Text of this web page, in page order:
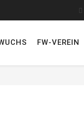
FW-VEREIN